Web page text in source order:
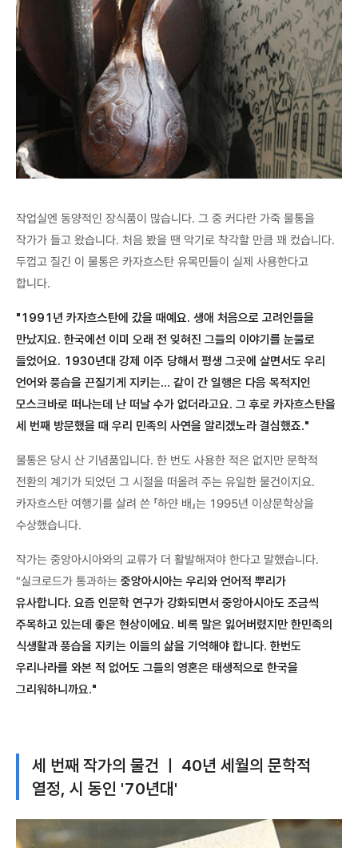
작업실엔 동양적인 장식품이 많습니다. 그 중 커다란 가죽 물통을
작가가 들고 왔습니다. 처음 봤을 땐 악기로 착각할 만큼 꽤 컸습니다.
두껍고 질긴 이 물통은 카자흐스탄 유목민들이 실제 사용한다고
합니다.
"1991년 카자흐스탄에 갔을 때예요. 생애 처음으로 고려인들을
만났지요. 한국에선 이미 오래 전 잊혀진 그들의 이야기를 눈물로
들었어요. 1930년대 강제 이주 당해서 평생 그곳에 살면서도 우리
언어와 풍습을 끈질기게 지키는… 같이 간 일행은 다음 목적지인
모스크바로 떠나는데 난 떠날 수가 없더라고요. 그 후로 카자흐스탄을
세 번째 방문했을 때 우리 민족의 사연을 알리겠노라 결심했죠."
물통은 당시 산 기념품입니다. 한 번도 사용한 적은 없지만 문학적
전환의 계기가 되었던 그 시절을 떠올려 주는 유일한 물건이지요.
카자흐스탄 여행기를 살려 쓴 「하얀 배」는 1995년 이상문학상을
수상했습니다.
작가는 중앙아시아와의 교류가 더 활발해져야 한다고 말했습니다.
"실크로드가 통과하는 중앙아시아는 우리와 언어적 뿌리가
유사합니다. 요즘 인문학 연구가 강화되면서 중앙아시아도 조금씩
주목하고 있는데 좋은 현상이에요. 비록 말은 잃어버렸지만 한민족의
식생활과 풍습을 지키는 이들의 삶을 기억해야 합니다. 한번도
우리나라를 와본 적 없어도 그들의 영혼은 태생적으로 한국을
그리워하니까요."
세 번째 작가의 물건 ㅣ 40년 세월의 문학적
열정, 시 동인 '70년대'